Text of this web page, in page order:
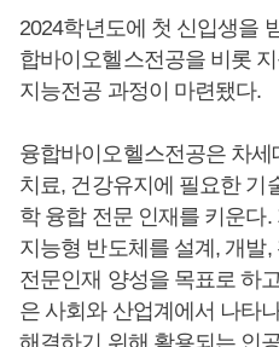
2024학년도에 첫 신입생을
합바이오헬스전공을 비롯
지능전공 과정이 마련됐다.
융합바이오헬스전공은 차
치료, 건강유지에 필요한 기
학 융합 전문 인재를 키운다
지능형 반도체를 설계, 개발
전문인재 양성을 목표로 하
은 사회와 산업계에서 나타
해결하기 위해 활용되는 인